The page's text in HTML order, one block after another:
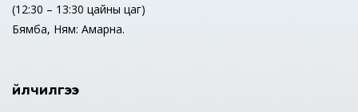
(12:30 – 13:30 цайны цаг)
Бямба, Ням: Амарна.
Үйлчилгээ